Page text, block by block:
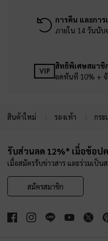
การคืน และการ
ภายใน 14 วันนั
สิทธิพิเศษสมาชิ
ลดทันที 10% +
สินค้าใหม่ รองเท้า กระ
รับส่วนลด 12%* เมื่อช้อป
เมื่อสมัครรับข่าวสาร และร่วมเป็น
สมัครสมาชิก